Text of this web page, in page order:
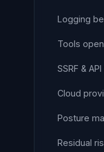
Logging
Tools
SSRF &
Cloud
Posture
Residual